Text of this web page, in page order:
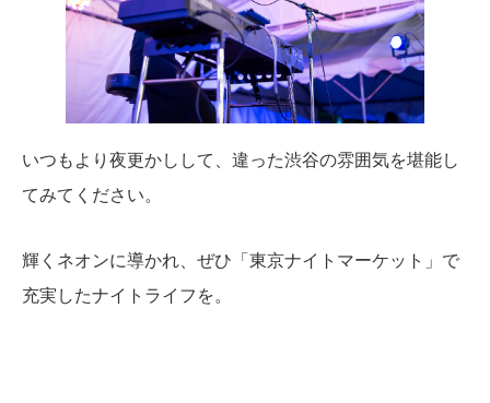
いつもより夜更かしして、違った渋谷の雰囲気を堪能し
てみてください。
輝くネオンに導かれ、ぜひ「東京ナイトマーケット」で
充実したナイトライフを。